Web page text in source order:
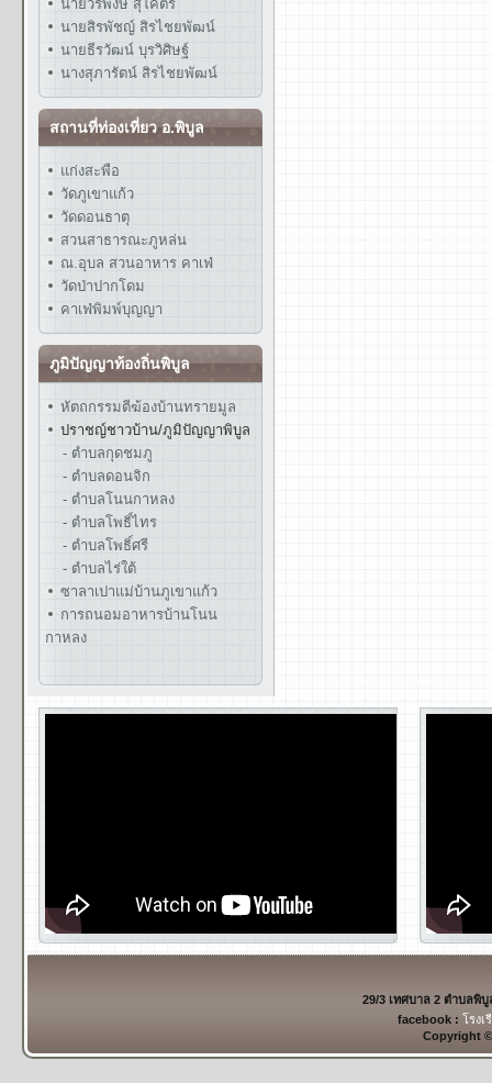
นายวรพงษ์ สุโคตร
นายสิรพัชญ์ สิรไชยพัฒน์
นายธีรวัฒน์ บุรวิศิษฐ์
นางสุภารัตน์ สิรไชยพัฒน์
สถานที่ท่องเที่ยว อ.พิบูล
แก่งสะพือ
วัดภูเขาแก้ว
วัดดอนธาตุ
สวนสาธารณะภูหล่น
ณ.อุบล สวนอาหาร คาเฟ่
วัดป่าปากโดม
คาเฟ่พิมพ์บุญญา
ภูมิปัญญาท้องถิ่นพิบูล
หัตถกรรมตีฆ้องบ้านทรายมูล
ปราชญ์ชาวบ้าน/ภูมิปัญญาพิบูล
- ตำบลกุดชมภู
- ตำบลดอนจิก
- ตำบลโนนกาหลง
- ตำบลโพธิ์ไทร
- ตำบลโพธิ์ศรี
- ตำบลไร่ใต้
ซาลาเปาแม่บ้านภูเขาแก้ว
การถนอมอาหารบ้านโนน
กาหลง
29/3 เทศบาล 2 ตำบลพิ
facebook : โรงเ
Copyright